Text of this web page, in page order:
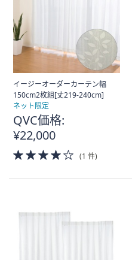
イージーオーダーカーテン幅
150cm2枚組[丈219-240cm]
ネット限定
QVC価格:
¥22,000
4.0
of
(1 件)